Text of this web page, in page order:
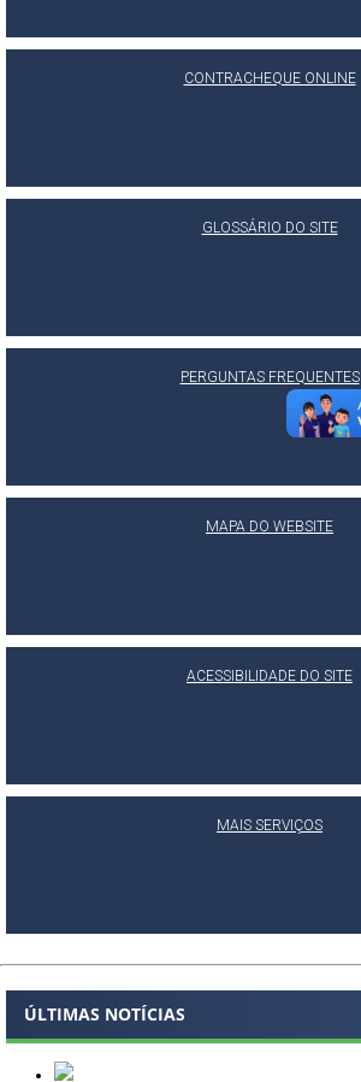
CONTRACHEQUE ONLINE
GLOSSÁRIO DO SITE
PERGUNTAS FREQUENTES
MAPA DO WEBSITE
ACESSIBILIDADE DO SITE
MAIS SERVIÇOS
ÚLTIMAS NOTÍCIAS